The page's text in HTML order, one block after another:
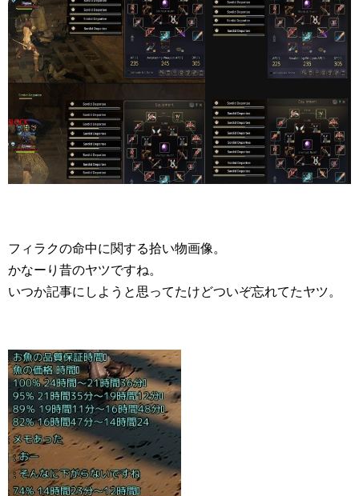
フィラクの命中に関する拾い物画像。
かなーり昔のヤツですね。
いつか記事にしようと思ってたけどついぞ忘れてたヤツ。